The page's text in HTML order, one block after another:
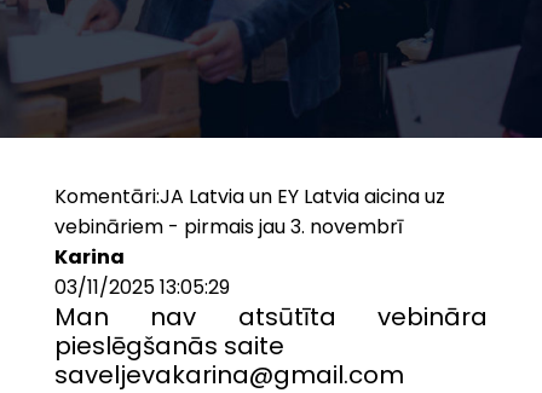
Komentāri:JA Latvia un EY Latvia aicina uz
vebināriem - pirmais jau 3. novembrī
Karina
03/11/2025 13:05:29
Man nav atsūtīta vebināra
pieslēgšanās saite
saveljevakarina@gmail.com